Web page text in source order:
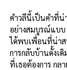
คำวลีนี้เป็นคำที่น่
อย่างสมบูรณ์แบ
ได้พบเพื่อนที่น่าส
การกลับบ้านดั้งเ
ที่เธอต้องการ ก